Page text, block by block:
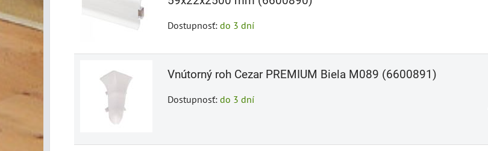
Dostupnosť: do 3 dní
Vnútorný roh Cezar PREMIUM Biela M089 (6600891)
Dostupnosť: do 3 dní